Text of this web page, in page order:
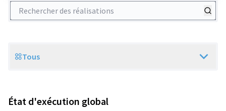
Rechercher des réalisations
Scope
Tous
État d'exécution global